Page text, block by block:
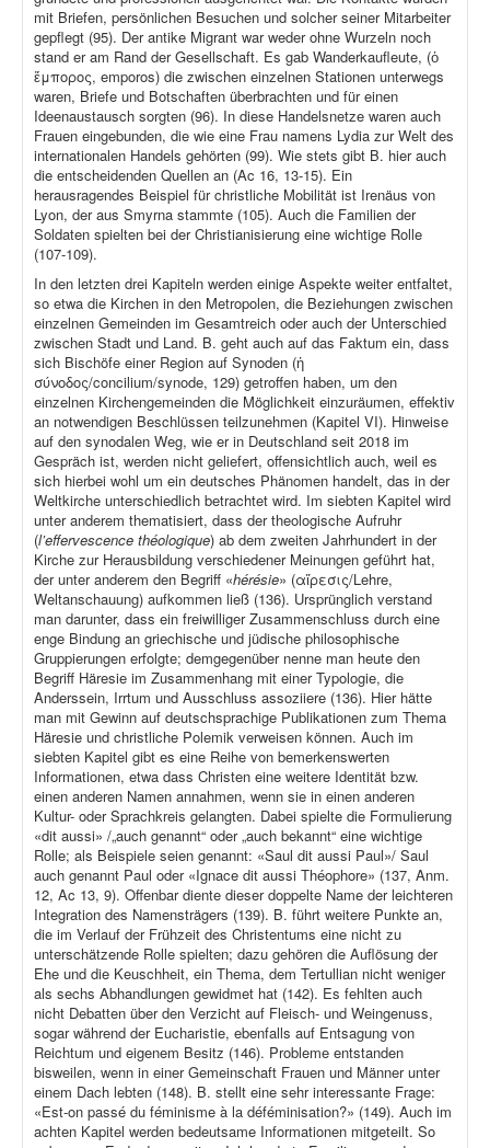
mit Briefen, persönlichen Besuchen und solcher seiner Mitarbeiter
gepflegt (95). Der antike Migrant war weder ohne Wurzeln noch
stand er am Rand der Gesellschaft. Es gab Wanderkaufleute, (ὁ
ἔμπορος, emporos) die zwischen einzelnen Stationen unterwegs
waren, Briefe und Botschaften überbrachten und für einen
Ideenaustausch sorgten (96). In diese Handelsnetze waren auch
Frauen eingebunden, die wie eine Frau namens Lydia zur Welt des
internationalen Handels gehörten (99). Wie stets gibt B. hier auch
die entscheidenden Quellen an (Ac 16, 13-15). Ein
herausragendes Beispiel für christliche Mobilität ist Irenäus von
Lyon, der aus Smyrna stammte (105). Auch die Familien der
Soldaten spielten bei der Christianisierung eine wichtige Rolle
(107-109).
In den letzten drei Kapiteln werden einige Aspekte weiter entfaltet,
so etwa die Kirchen in den Metropolen, die Beziehungen zwischen
einzelnen Gemeinden im Gesamtreich oder auch der Unterschied
zwischen Stadt und Land. B. geht auch auf das Faktum ein, dass
sich Bischöfe einer Region auf Synoden (ἡ
σύνοδος/concilium/synode, 129) getroffen haben, um den
einzelnen Kirchengemeinden die Möglichkeit einzuräumen, effektiv
an notwendigen Beschlüssen teilzunehmen (Kapitel VI). Hinweise
auf den synodalen Weg, wie er in Deutschland seit 2018 im
Gespräch ist, werden nicht geliefert, offensichtlich auch, weil es
sich hierbei wohl um ein deutsches Phänomen handelt, das in der
Weltkirche unterschiedlich betrachtet wird. Im siebten Kapitel wird
unter anderem thematisiert, dass der theologische Aufruhr
(l’effervescence théologique) ab dem zweiten Jahrhundert in der
Kirche zur Herausbildung verschiedener Meinungen geführt hat,
der unter anderem den Begriff «hérésie» (αἵρεσις/Lehre,
Weltanschauung) aufkommen ließ (136). Ursprünglich verstand
man darunter, dass ein freiwilliger Zusammenschluss durch eine
enge Bindung an griechische und jüdische philosophische
Gruppierungen erfolgte; demgegenüber nenne man heute den
Begriff Häresie im Zusammenhang mit einer Typologie, die
Anderssein, Irrtum und Ausschluss assoziiere (136). Hier hätte
man mit Gewinn auf deutschsprachige Publikationen zum Thema
Häresie und christliche Polemik verweisen können. Auch im
siebten Kapitel gibt es eine Reihe von bemerkenswerten
Informationen, etwa dass Christen eine weitere Identität bzw.
einen anderen Namen annahmen, wenn sie in einen anderen
Kultur- oder Sprachkreis gelangten. Dabei spielte die Formulierung
«dit aussi» /„auch genannt“ oder „auch bekannt“ eine wichtige
Rolle; als Beispiele seien genannt: «Saul dit aussi Paul»/ Saul
auch genannt Paul oder «Ignace dit aussi Théophore» (137, Anm.
12, Ac 13, 9). Offenbar diente dieser doppelte Name der leichteren
Integration des Namensträgers (139). B. führt weitere Punkte an,
die im Verlauf der Frühzeit des Christentums eine nicht zu
unterschätzende Rolle spielten; dazu gehören die Auflösung der
Ehe und die Keuschheit, ein Thema, dem Tertullian nicht weniger
als sechs Abhandlungen gewidmet hat (142). Es fehlten auch
nicht Debatten über den Verzicht auf Fleisch- und Weingenuss,
sogar während der Eucharistie, ebenfalls auf Entsagung von
Reichtum und eigenem Besitz (146). Probleme entstanden
bisweilen, wenn in einer Gemeinschaft Frauen und Männer unter
einem Dach lebten (148). B. stellt eine sehr interessante Frage:
«Est-on passé du féminisme à la déféminisation?» (149). Auch im
achten Kapitel werden bedeutsame Informationen mitgeteilt. So